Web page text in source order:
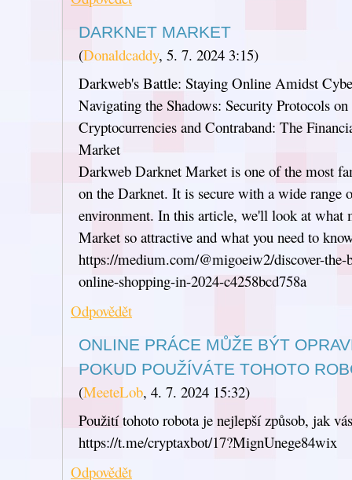
DARKNET MARKET
(Donaldcaddy, 5. 7. 2024 3:15)
Darkweb's Battle: Staying Online Amidst
Navigating the Shadows: Security Protocols
Cryptocurrencies and Contraband: The
Market
Darkweb Darknet Market is one of the most
on the Darknet. It is secure with a wide range
environment. In this article, we'll look at what
Market so attractive and what you need to
https://medium.com/@migoeiw2/discover-
online-shopping-in-2024-c4258bcd758a
Odpovědět
ONLINE PRÁCE MŮŽE BÝT
POKUD POUŽÍVÁTE TOHOTO
(MeeteLob, 4. 7. 2024 15:32)
Použití tohoto robota je nejlepší způsob, jak
https://t.me/cryptaxbot/17?MignUnege84wix
Odpovědět